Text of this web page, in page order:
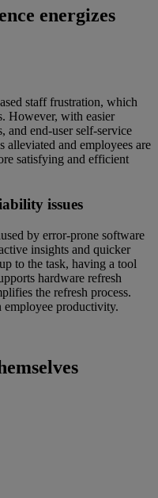
energizes
staff frustration, which
However, with easier
and end-user self-service
alleviated and employees are
satisfying and efficient
issues
by error-prone software
insights and quicker
to the task, having a tool
hardware refresh
the refresh process.
employee productivity.